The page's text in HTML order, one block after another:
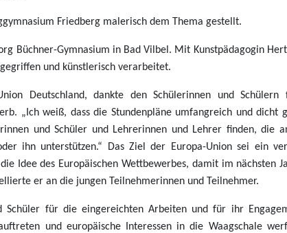
Friedberg malerisch dem Thema gestellt.
Büchner-Gymnasium in Bad Vilbel. Mit Kunstpädagogin
und künstlerisch verarbeitet.
Deutschland, dankte den Schülerinnen und
„Ich weiß, dass die Stundenpläne umfangreich und dicht
und Schüler und Lehrerinnen und Lehrer finden, die
ihn unterstützen.“ Das Ziel der Europa-Union sei ein
Idee des Europäischen Wettbewerbes, damit im nächsten
er an die jungen Teilnehmerinnen und Teilnehmer.
Schüler für die eingereichten Arbeiten und für ihr
und europäische Interessen in die Waagschale